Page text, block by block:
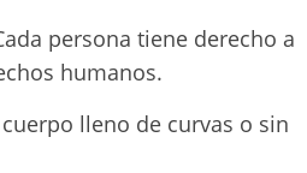
persona tiene derecho a
humanos.
lleno de curvas o sin